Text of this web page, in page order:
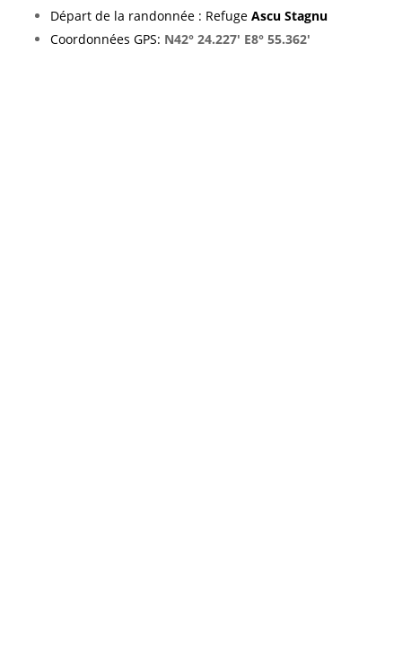
Départ de la randonnée : RefugeAscu Stagnu
Coordonnées GPS: N42° 24.227′ E8° 55.362′